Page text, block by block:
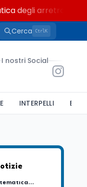
arretrati fino a
Cerca CtrlK
I nostri Social
INTERPELLI
tumore
la glicolisi
che 'vede' i
fino a